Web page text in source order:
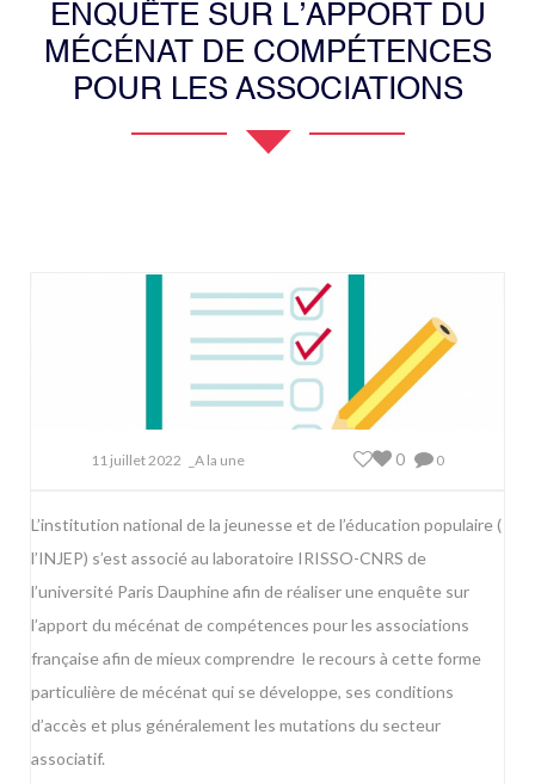
ENQUÊTE SUR L’APPORT DU
MÉCÉNAT DE COMPÉTENCES
POUR LES ASSOCIATIONS
11 juillet 2022 _A la une 0
0
L’institution national de la jeunesse et de l’éducation populaire (
l’INJEP) s’est associé au laboratoire IRISSO-CNRS de
l’université Paris Dauphine afin de réaliser une enquête sur
l’apport du mécénat de compétences pour les associations
française afin de mieux comprendre le recours à cette forme
particulière de mécénat qui se développe, ses conditions
d’accès et plus généralement les mutations du secteur
associatif.